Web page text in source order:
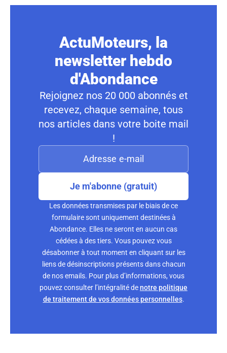
ActuMoteurs, la
newsletter hebdo
d'Abondance
Rejoignez nos 20 000 abonnés et
recevez, chaque semaine, tous
nos articles dans votre boite mail
!
Je m'abonne (gratuit)
Les données transmises par le biais de ce
formulaire sont uniquement destinées à
Abondance. Elles ne seront en aucun cas
cédées à des tiers. Vous pouvez vous
désabonner à tout moment en cliquant sur les
liens de désinscriptions présents dans chacun
de nos emails. Pour plus d’informations, vous
pouvez consulter l’intégralité denotre politique
de traitement de vos données personnelles.